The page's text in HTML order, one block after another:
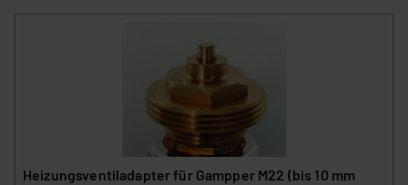
Heizungsventiladapter für Gampper M22 (bis 10 mm